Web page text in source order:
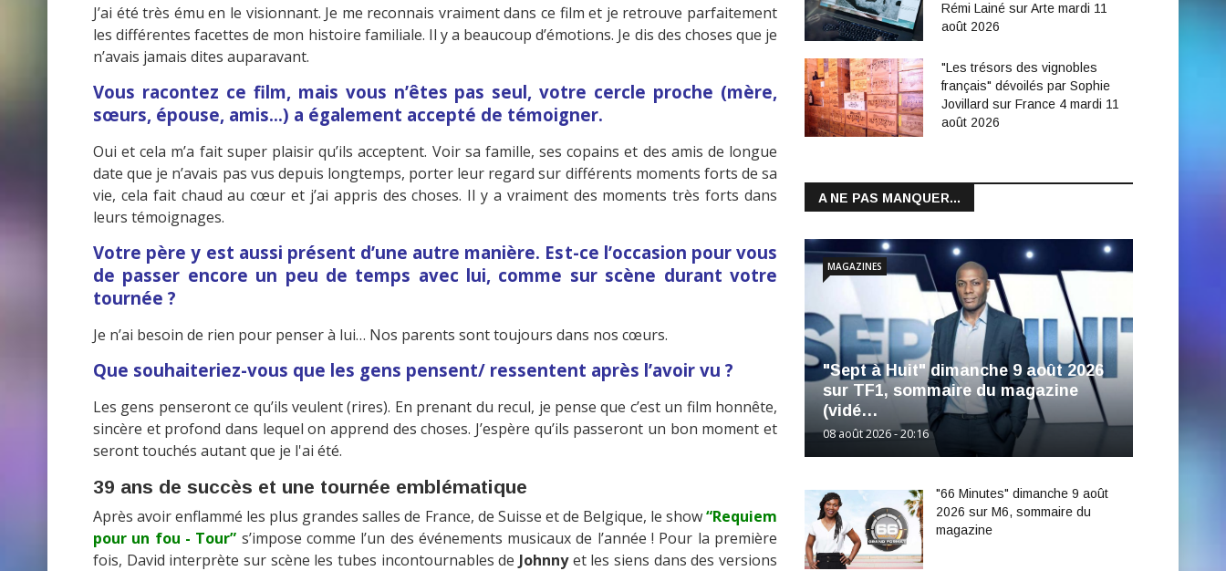
J’ai été très ému en le visionnant. Je me reconnais vraiment dans ce film et je retrouve parfaitement
les différentes facettes de mon histoire familiale. Il y a beaucoup d’émotions. Je dis des choses que je
n’avais jamais dites auparavant.
Vous racontez ce film, mais vous n’êtes pas seul, votre cercle proche (mère,
sœurs, épouse, amis…) a également accepté de témoigner.
Oui et cela m’a fait super plaisir qu’ils acceptent. Voir sa famille, ses copains et des amis de longue
date que je n’avais pas vus depuis longtemps, porter leur regard sur différents moments forts de sa
vie, cela fait chaud au cœur et j’ai appris des choses. Il y a vraiment des moments très forts dans
leurs témoignages.
Votre père y est aussi présent d’une autre manière. Est-ce l’occasion pour vous
de passer encore un peu de temps avec lui, comme sur scène durant votre
tournée ?
Je n’ai besoin de rien pour penser à lui… Nos parents sont toujours dans nos cœurs.
Que souhaiteriez-vous que les gens pensent/ ressentent après l’avoir vu ?
Les gens penseront ce qu’ils veulent (rires). En prenant du recul, je pense que c’est un film honnête,
sincère et profond dans lequel on apprend des choses. J’espère qu’ils passeront un bon moment et
seront touchés autant que je l'ai été.
39 ans de succès et une tournée emblématique
Après avoir enflammé les plus grandes salles de France, de Suisse et de Belgique, le show“Requiem
pour un fou - Tour” s’impose comme l’un des événements musicaux de l’année ! Pour la première
fois, David interprète sur scène les tubes incontournables de Johnnyet les siens dans des versions
Rémi Lainé sur Arte mardi 11
août 2026
"Les trésors des vignobles
français" dévoilés par Sophie
Jovillard sur France 4 mardi 11
août 2026
A NE PAS MANQUER...
"Sept à Huit" dimanche 9 août 2026
sur TF1, sommaire du magazine
(vidé…
08 août 2026 - 20:16
MAGAZINES
"66 Minutes" dimanche 9 août
2026 sur M6, sommaire du
magazine